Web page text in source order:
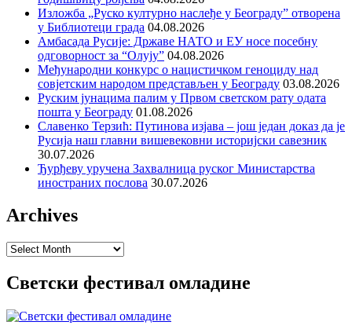
Изложба „Руско културно наслеђе у Београду” отворена
у Библиотеци града 04.08.2026
Амбасада Русије: Државе НАТО и ЕУ носе посебну
одговорност за “Олују” 04.08.2026
Међународни конкурс о нацистичком геноциду над
совјетским народом представљен у Београду 03.08.2026
Руским јунацима палим у Првом светском рату одата
пошта у Београду 01.08.2026
Славенко Терзић: Путинова изјава – још један доказ да је
Русија наш главни вишевековни историјски савезник
30.07.2026
Ђурђеву уручена Захвалница руског Министарства
иностраних послова 30.07.2026
Archives
Archives
Светски фестивал омладине